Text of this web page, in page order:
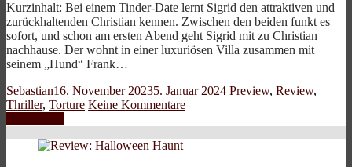
Kurzinhalt: Bei einem Tinder-Date lernt Sigrid den attraktiven und
zurückhaltenden Christian kennen. Zwischen den beiden funkt es
sofort, und schon am ersten Abend geht Sigrid mit zu Christian
nachhause. Der wohnt in einer luxuriösen Villa zusammen mit
seinem „Hund“ Frank…
Sebastian16. November 20235. Januar 2024 Preview, Review,
Thriller, Torture Keine Kommentare